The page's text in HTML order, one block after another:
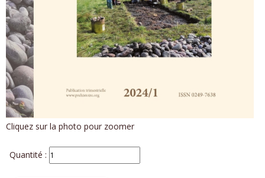
Cliquez sur la photo pour zoomer
Quantité :